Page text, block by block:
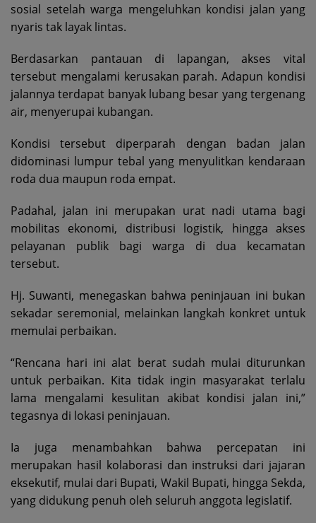
sosial setelah warga mengeluhkan kondisi jalan yang
nyaris tak layak lintas.
Berdasarkan pantauan di lapangan, akses vital
tersebut mengalami kerusakan parah. Adapun kondisi
jalannya terdapat banyak lubang besar yang tergenang
air, menyerupai kubangan.
Kondisi tersebut diperparah dengan badan jalan
didominasi lumpur tebal yang menyulitkan kendaraan
roda dua maupun roda empat.
Padahal, jalan ini merupakan urat nadi utama bagi
mobilitas ekonomi, distribusi logistik, hingga akses
pelayanan publik bagi warga di dua kecamatan
tersebut.
Hj. Suwanti, menegaskan bahwa peninjauan ini bukan
sekadar seremonial, melainkan langkah konkret untuk
memulai perbaikan.
“Rencana hari ini alat berat sudah mulai diturunkan
untuk perbaikan. Kita tidak ingin masyarakat terlalu
lama mengalami kesulitan akibat kondisi jalan ini,”
tegasnya di lokasi peninjauan.
Ia juga menambahkan bahwa percepatan ini
merupakan hasil kolaborasi dan instruksi dari jajaran
eksekutif, mulai dari Bupati, Wakil Bupati, hingga Sekda,
yang didukung penuh oleh seluruh anggota legislatif.